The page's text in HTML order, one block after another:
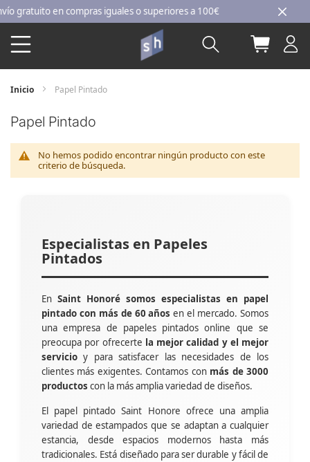
Ir
al
contenido
en compras iguales o superiores a 100€
Buscar Mi
Inicio Papel Pintado
Papel Pintado
No hemos podido encontrar ningún producto con este
criterio de búsqueda.
Especialistas en Papeles
Pintados
En Saint Honoré somos especialistas en papel
pintado con más de 60 años en el mercado. Somos
una empresa de papeles pintados online que se
preocupa por ofrecerte la mejor calidad y el mejor
servicio y para satisfacer las necesidades de los
clientes más exigentes. Contamos con más de 3000
productos con la más amplia variedad de diseños.
El papel pintado Saint Honore ofrece una amplia
variedad de estampados que se adaptan a cualquier
estancia, desde espacios modernos hasta más
tradicionales. Está diseñado para ser durable y fácil de